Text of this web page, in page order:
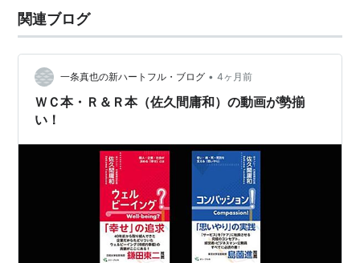
関連ブログ
一条真也の新ハートフル・ブログ • 4ヶ月前
ＷＣ本・Ｒ＆Ｒ本（佐久間庸和）の動画が勢揃
い！